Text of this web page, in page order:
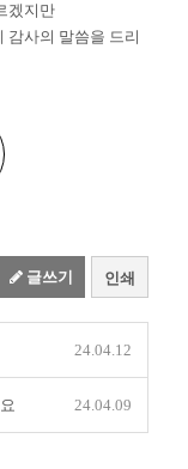
겠지만
감사의 말씀을 드리
글쓰기 인쇄
24.04.12
24.04.09